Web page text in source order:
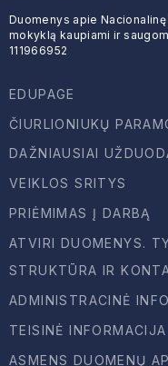
Duomenys apie
mokyklą kaupiami ir
111966952
EDUPAGE
ČIURLIONIUKŲ
DAŽNIAUSIAI
VEIKLOS SRITYS
PRIĖMIMAS Į DARBĄ
ATVIRI DUOMENYS.
STRUKTŪRA IR
ADMINISTRACINĖ
TEISINĖ INFORMACIJA
ASMENS DUOMENŲ